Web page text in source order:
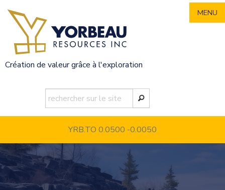
content
Création de valeur grâce à l'exploration
YRB.TO 0.0500 -0.0050
MENU